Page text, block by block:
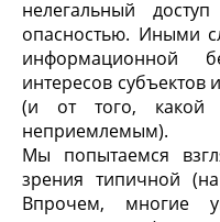
нелегальный доступ
опасностью. Иными
информационной
интересов
(и от того, какой
неприемлемым).
Мы попытаемся
зрения типичной
Впрочем, многие